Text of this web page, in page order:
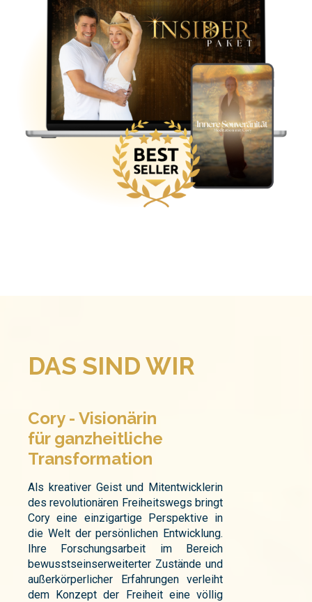
DAS SIND WIR
Cory - Visionärin
für ganzheitliche
Transformation
Als kreativer Geist und Mitentwicklerin
des revolutionären Freiheitswegs bringt
Cory eine einzigartige Perspektive in
die Welt der persönlichen Entwicklung.
Ihre Forschungsarbeit im Bereich
bewusstseinserweiterter Zustände und
außerkörperlicher Erfahrungen verleiht
dem Konzept der Freiheit eine völlig